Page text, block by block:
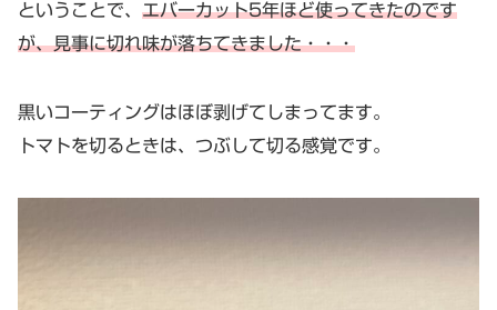
ということで、 エバーカット5年ほど使ってきたのです
が、見事に切れ味が落ちてきました・・・
黒いコーティングはほぼ剥げてしまってます。
トマトを切るときは、つぶして切る感覚です。